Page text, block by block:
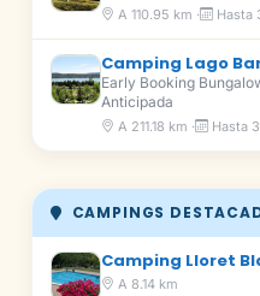
A 110.95 km · Hasta
Camping Lago
Early Booking
Anticipada
A 211.18 km · Hasta
CAMPINGS
Camping Lloret
A 8.14 km